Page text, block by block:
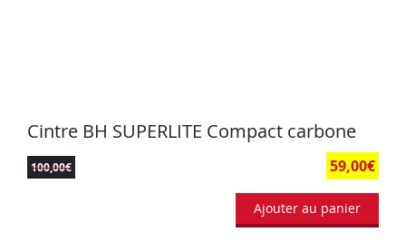
Cintre BH SUPERLITE Compact carbone
100,00€ 59,00€
Ajouter au panier